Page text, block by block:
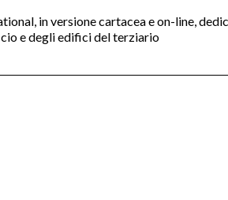
in versione cartacea e on-line,
e degli edifici del terziario